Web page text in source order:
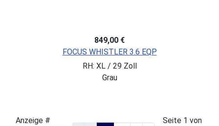
849,00 €
FOCUS WHISTLER 3.6 EQP
RH: XL / 29 Zoll
Grau
Anzeige #
Seite 1 von